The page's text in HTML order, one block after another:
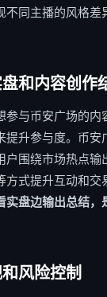
不同主播的风格差
和内容创作
参与币安广场的内
升参与度。币安
户围绕市场热点输
式提升互动和交
实盘边输出总结，
风险控制